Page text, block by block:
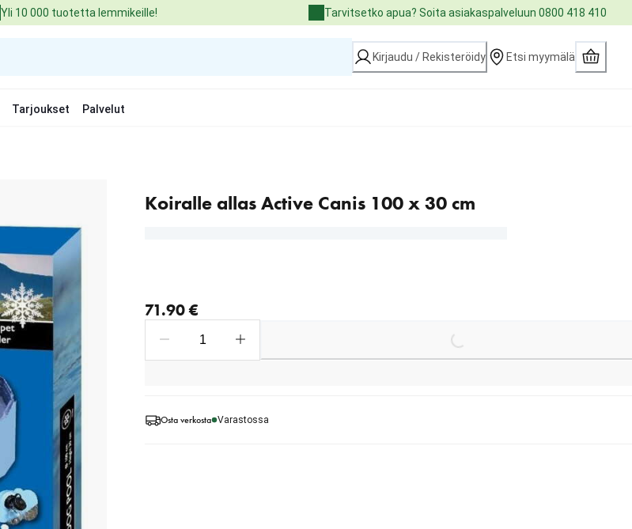
Yli 10 000 tuotetta lemmikeille! Tarvitsetko apua? Soita asiakaspalveluun 0800 418 410
Kirjaudu / Rekisteröidy Etsi myymälä
Tarjoukset Palvelut
Koiralle allas Active Canis 100 x 30 cm
71.90 € Loading...
Osta verkosta Varastossa